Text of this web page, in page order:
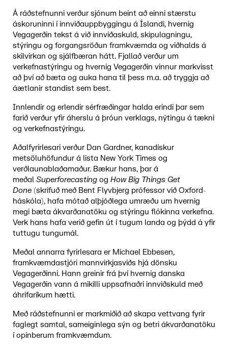
Á ráðstefnunni verður sjónum beint að einni stærstu
áskoruninni í innviðauppbyggingu á Íslandi, hvernig
Vegagerðin tekst á við innviðaskuld, skipulagningu,
stýringu og forgangsröðun framkvæmda og viðhalds á
skilvirkan og sjálfbæran hátt. Fjallað verður um
verkefnastýringu og hvernig Vegagerðin vinnur markvisst
að því að bæta og auka hana til þess m.a. að tryggja að
áætlanir standist sem best.
Innlendir og erlendir sérfræðingar halda erindi þar sem
farið verður yfir áherslu á þróun verklags, nýtingu á tækni
og verkefnastýringu.
Aðalfyrirlesari verður Dan Gardner, kanadískur
metsöluhöfundur á lista New York Times og
verðlaunablaðamaður. Bækur hans, þar á
meðal Superforecastingog How Big Things Get
Done(skrifuð með Bent Flyvbjerg prófessor við Oxford-
háskóla), hafa mótað alþjóðlega umræðu um hvernig
megi bæta ákvarðanatöku og stýringu flókinna verkefna.
Verk hans hafa verið gefin út í tugum landa og þýdd á yfir
tuttugu tungumál.
Meðal annarra fyrirlesara er Michael Ebbesen,
framkvæmdastjóri mannvirkjasviðs hjá dönsku
Vegagerðinni. Hann greinir frá því hvernig danska
Vegagerðin vann á mikilli uppsafnaðri innviðskuld með
áhrifaríkum hætti.
Með ráðstefnunni er markmiðið að skapa vettvang fyrir
faglegt samtal, sameiginlega sýn og betri ákvarðanatöku
í opinberum framkvæmdum.